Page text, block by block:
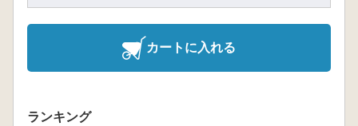
カートに入れる
ランキング